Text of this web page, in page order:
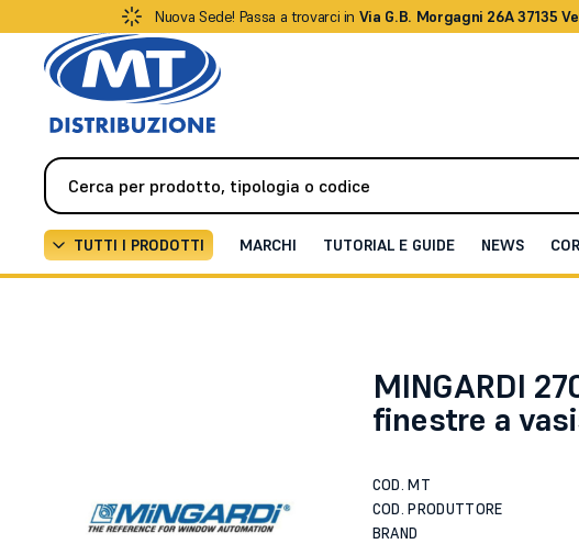
Nuova Sede! Passa a trovarci in Via G.B. Morgagni 26A 37135
TUTTI I PRODOTTI MARCHI TUTORIAL E GUIDE NEWS
MINGARDI
finestre a
COD. MT
COD. PRODUTTORE
BRAND